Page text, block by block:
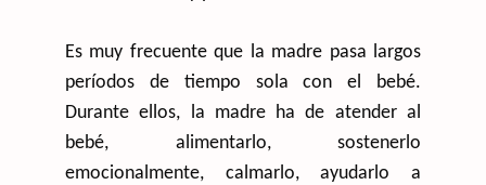
Es muy frecuente que la madre pasa largos
períodos de tiempo sola con el bebé.
Durante ellos, la madre ha de atender al
bebé, alimentarlo, sostenerlo
emocionalmente, calmarlo, ayudarlo a